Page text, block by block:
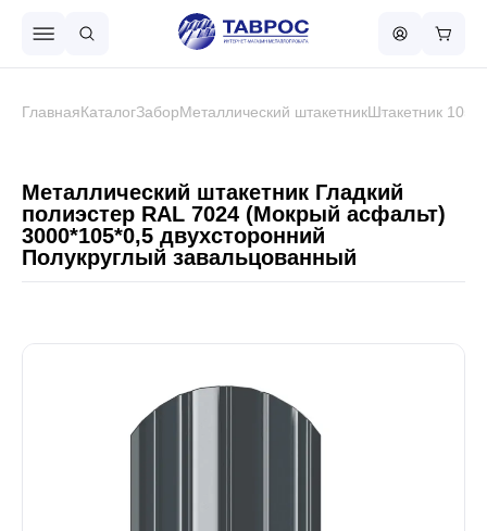
Металлочерепица
Чёрный металлопрокат
ГлавнаяКаталогЗаборМеталлический штакетникШтакетник 105
Металлический штакетник Гладкий
полиэстер RAL 7024 (Мокрый асфальт)
3000*105*0,5 двухсторонний
Полукруглый завальцованный